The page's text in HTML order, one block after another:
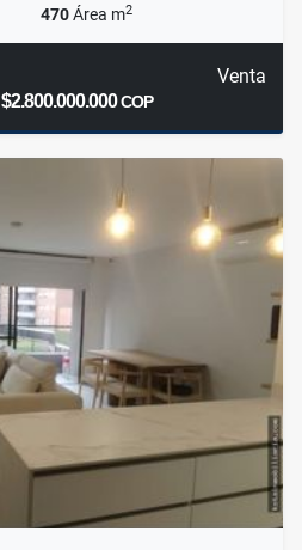
470Área m2
Venta
$2.800.000.000COP